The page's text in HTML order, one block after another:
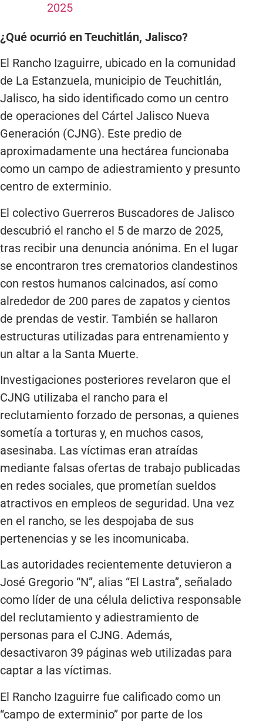
2025
¿Qué ocurrió en Teuchitlán, Jalisco?
El Rancho Izaguirre, ubicado en la comunidad
de La Estanzuela, municipio de Teuchitlán,
Jalisco, ha sido identificado como un centro
de operaciones del Cártel Jalisco Nueva
Generación (CJNG). Este predio de
aproximadamente una hectárea funcionaba
como un campo de adiestramiento y presunto
centro de exterminio.
El colectivo Guerreros Buscadores de Jalisco
descubrió el rancho el 5 de marzo de 2025,
tras recibir una denuncia anónima. En el lugar
se encontraron tres crematorios clandestinos
con restos humanos calcinados, así como
alrededor de 200 pares de zapatos y cientos
de prendas de vestir. También se hallaron
estructuras utilizadas para entrenamiento y
un altar a la Santa Muerte.
Investigaciones posteriores revelaron que el
CJNG utilizaba el rancho para el
reclutamiento forzado de personas, a quienes
sometía a torturas y, en muchos casos,
asesinaba. Las víctimas eran atraídas
mediante falsas ofertas de trabajo publicadas
en redes sociales, que prometían sueldos
atractivos en empleos de seguridad. Una vez
en el rancho, se les despojaba de sus
pertenencias y se les incomunicaba.
Las autoridades recientemente detuvieron a
José Gregorio “N”, alias “El Lastra”, señalado
como líder de una célula delictiva responsable
del reclutamiento y adiestramiento de
personas para el CJNG. Además,
desactivaron 39 páginas web utilizadas para
captar a las víctimas.
El Rancho Izaguirre fue calificado como un
“campo de exterminio” por parte de los